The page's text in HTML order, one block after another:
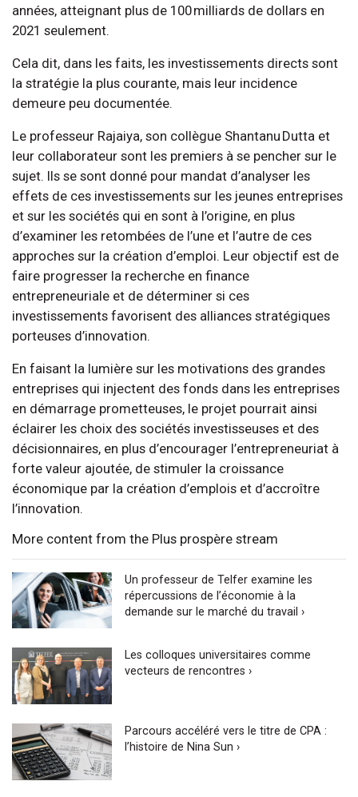
années, atteignant plus de 100 milliards de dollars en
2021 seulement.
Cela dit, dans les faits, les investissements directs sont
la stratégie la plus courante, mais leur incidence
demeure peu documentée.
Le professeur Rajaiya, son collègue Shantanu Dutta et
leur collaborateur sont les premiers à se pencher sur le
sujet. Ils se sont donné pour mandat d’analyser les
effets de ces investissements sur les jeunes entreprises
et sur les sociétés qui en sont à l’origine, en plus
d’examiner les retombées de l’une et l’autre de ces
approches sur la création d’emploi. Leur objectif est de
faire progresser la recherche en finance
entrepreneuriale et de déterminer si ces
investissements favorisent des alliances stratégiques
porteuses d’innovation.
En faisant la lumière sur les motivations des grandes
entreprises qui injectent des fonds dans les entreprises
en démarrage prometteuses, le projet pourrait ainsi
éclairer les choix des sociétés investisseuses et des
décisionnaires, en plus d’encourager l’entrepreneuriat à
forte valeur ajoutée, de stimuler la croissance
économique par la création d’emplois et d’accroître
l’innovation.
More content from the Plus prospère stream
Un professeur de Telfer examine les
répercussions de l’économie à la
demande sur le marché du travail ›
Les colloques universitaires comme
vecteurs de rencontres ›
Parcours accéléré vers le titre de CPA :
l’histoire de Nina Sun ›